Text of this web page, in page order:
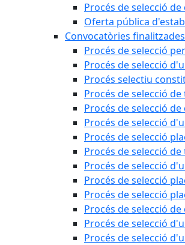
Procés de selecció
Oferta pública
Convocatòries finalitzades
Procés de selecció
Procés de selecció
Procés selectiu
Procés de selecció
Procés de selecció
Procés de selecció
Procés de selecció
Procés de selecció
Procés de selecció
Procés de selecció
Procés de selecció
Procés de selecció
Procés de selecció
Procés de selecció